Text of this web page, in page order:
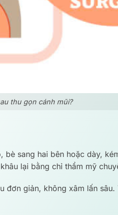
thu gọn cánh mũi?
sang hai bên hoặc dày,
lại bằng chỉ thẩm mỹ
giản, không xâm lấn